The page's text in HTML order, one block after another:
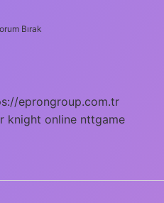
Bırak
eprongroup.com.tr
knight online nttgame